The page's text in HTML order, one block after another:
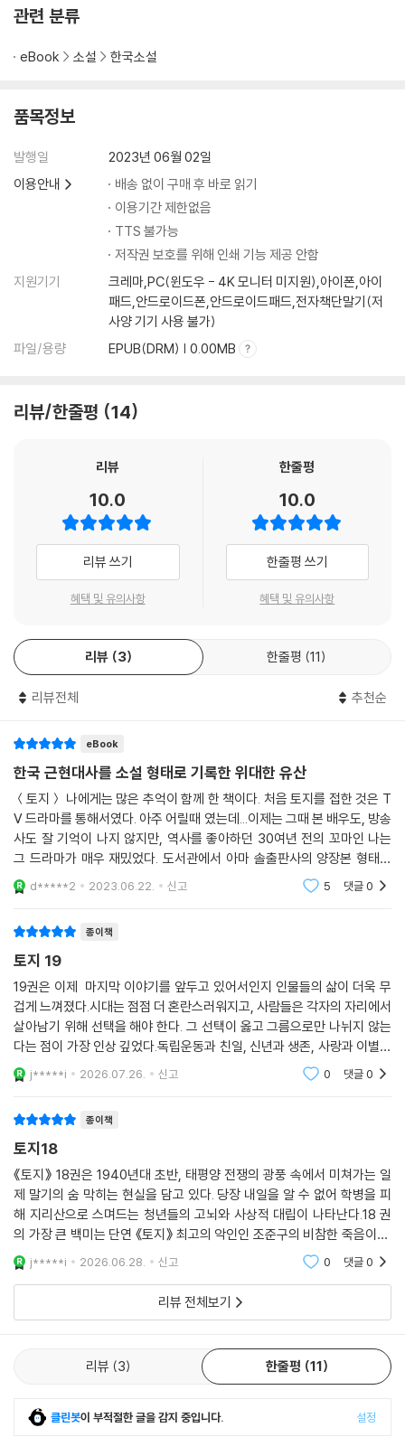
토지14
토지16
토지18
토지20
관련 분류
eBook 소설 한국소설
품목정보
발행일
2023년 06월 02일
이용안내
배송 없이 구매 후 바로 읽기
이용기간 제한없음
TTS 불가능
저작권 보호를 위해 인쇄 기능 제공 안함
지원기기
크레마,PC(윈도우 - 4K 모니터 미지원),아이폰,아이
패드,안드로이드폰,안드로이드패드,전자책단말기(저
사양 기기 사용 불가)
파일/용량
EPUB(DRM) | 0.00MB
리뷰/한줄평 14
리뷰
10.0
리뷰 쓰기
혜택 및 유의사항
한줄평
10.0
한줄평 쓰기
혜택 및 유의사항
리뷰 3 한줄평 11
리뷰전체 추천순
eBook
한국 근현대사를 소설 형태로 기록한 위대한 유산
＜토지＞ 나에게는 많은 추억이 함께 한 책이다. 처음 토지를 접한 것은 T
V 드라마를 통해서였다. 아주 어릴때 였는데...이제는 그때 본 배우도, 방송
사도 잘 기억이 나지 않지만, 역사를 좋아하던 30여년 전의 꼬마인 나는
그 드라마가 매우 재밌었다. 도서관에서 아마 솔출판사의 양장본 형태가
아닌 일반 책을 1,2권 빌려봤다. 하지만 대학입시를 앞둔 고등학생(사실 입
시 공부를 치열
d*****2 2023.06.22. 신고 5 댓글0
종이책
토지 19
19권은 이제 마지막 이야기를 앞두고 있어서인지 인물들의 삶이 더욱 무
겁게 느껴졌다.시대는 점점 더 혼란스러워지고, 사람들은 각자의 자리에서
살아남기 위해 선택을 해야 한다. 그 선택이 옳고 그름으로만 나뉘지 않는
다는 점이 가장 인상 깊었다.독립운동과 친일, 신년과 생존, 사랑과 이별이
복잡하게 얽혀있는지를 잘 다루고 있다.서희는 개인의 복수와 욕망을 넘어
공동체와 민
j*****i 2026.07.26. 신고 0 댓글0
종이책
토지18
《토지》 18권은 1940년대 초반, 태평양 전쟁의 광풍 속에서 미쳐가는 일
제 말기의 숨 막히는 현실을 담고 있다. 당장 내일을 알 수 없어 학병을 피
해 지리산으로 스며드는 청년들의 고뇌와 사상적 대립이 나타난다.18 권
의 가장 큰 백미는 단연 《토지》 최고의 악인인 조준구의 비참한 죽음이다.
서희의 전 재산을 빼앗고 지독히도 악랄하게 굴던 그가 허망하게 무너지는
모습을 보며
j*****i 2026.06.28. 신고 0 댓글0
리뷰 전체보기
리뷰 3 한줄평 11
클린봇이 부적절한 글을 감지 중입니다. 설정